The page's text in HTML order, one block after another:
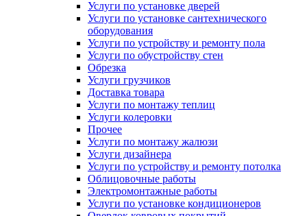
Услуги по установке дверей
Услуги по установке сантехнического
оборудования
Услуги по устройству и ремонту пола
Услуги по обустройству стен
Обрезка
Услуги грузчиков
Доставка товара
Услуги по монтажу теплиц
Услуги колеровки
Прочее
Услуги по монтажу жалюзи
Услуги дизайнера
Услуги по устройству и ремонту потолка
Облицовочные работы
Электромонтажные работы
Услуги по установке кондиционеров